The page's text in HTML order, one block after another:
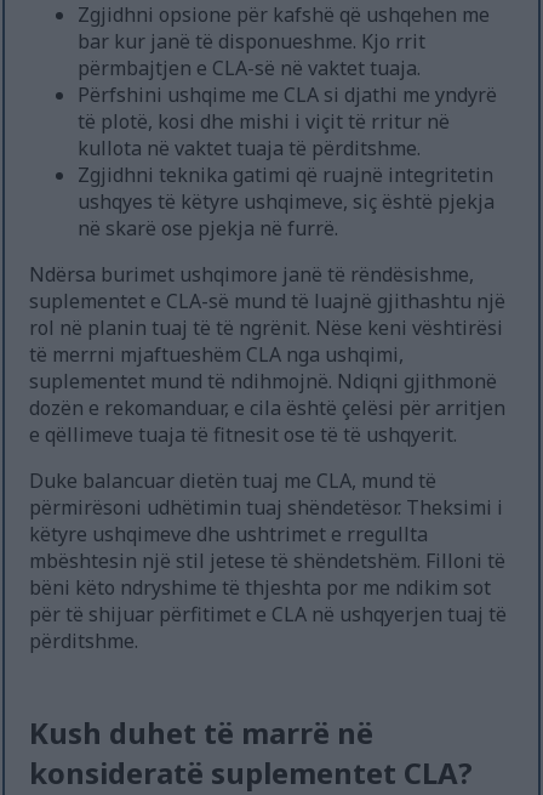
Zgjidhni opsione për kafshë që ushqehen me
bar kur janë të disponueshme. Kjo rrit
përmbajtjen e CLA-së në vaktet tuaja.
Përfshini ushqime me CLA si djathi me yndyrë
të plotë, kosi dhe mishi i viçit të rritur në
kullota në vaktet tuaja të përditshme.
Zgjidhni teknika gatimi që ruajnë integritetin
ushqyes të këtyre ushqimeve, siç është pjekja
në skarë ose pjekja në furrë.
Ndërsa burimet ushqimore janë të rëndësishme,
suplementet e CLA-së mund të luajnë gjithashtu një
rol në planin tuaj të të ngrënit. Nëse keni vështirësi
të merrni mjaftueshëm CLA nga ushqimi,
suplementet mund të ndihmojnë. Ndiqni gjithmonë
dozën e rekomanduar, e cila është çelësi për arritjen
e qëllimeve tuaja të fitnesit ose të të ushqyerit.
Duke balancuar dietën tuaj me CLA, mund të
përmirësoni udhëtimin tuaj shëndetësor. Theksimi i
këtyre ushqimeve dhe ushtrimet e rregullta
mbështesin një stil jetese të shëndetshëm. Filloni të
bëni këto ndryshime të thjeshta por me ndikim sot
për të shijuar përfitimet e CLA në ushqyerjen tuaj të
përditshme.
Kush duhet të marrë në
konsideratë suplementet CLA?